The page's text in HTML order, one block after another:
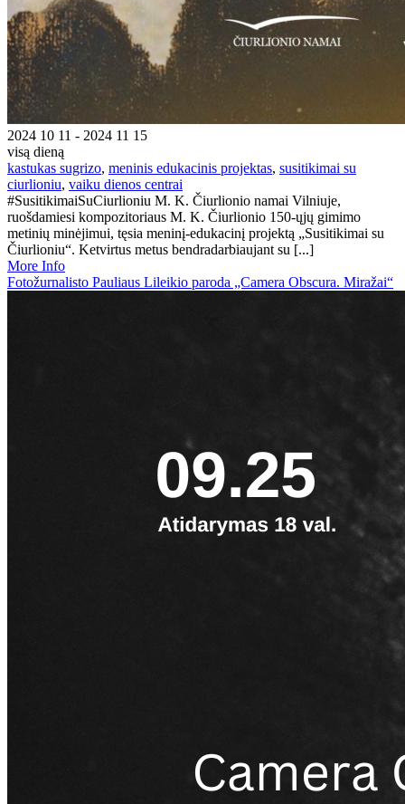
2024 10 11 - 2024 11 15
visą dieną
kastukas sugrizo, meninis edukacinis projektas, susitikimai su
ciurlioniu, vaiku dienos centrai
#SusitikimaiSuCiurlioniu M. K. Čiurlionio namai Vilniuje,
ruošdamiesi kompozitoriaus M. K. Čiurlionio 150-ųjų gimimo
metinių minėjimui, tęsia meninį-edukacinį projektą „Susitikimai su
Čiurlioniu“. Ketvirtus metus bendradarbiaujant su [...]
More Info
Fotožurnalisto Pauliaus Lileikio paroda „Camera Obscura. Miražai“